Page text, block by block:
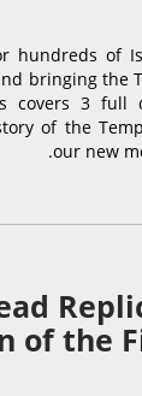
hundreds of
bringing the
covers 3 full
of the
our new
of the